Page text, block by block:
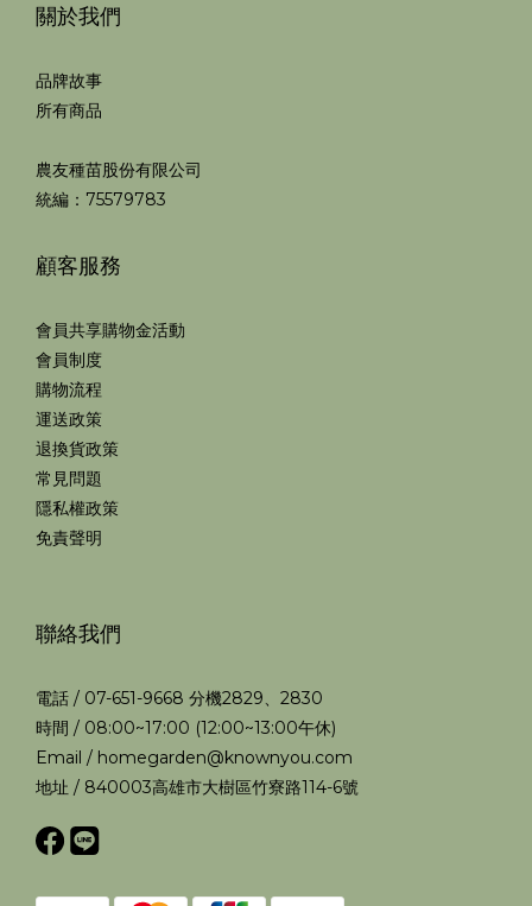
關於我們
品牌故事
所有商品
農友種苗股份有限公司
統編：75579783
顧客服務
會員共享購物金活動
會員制度
購物流程
運送政策
退換貨政策
常見問題
隱私權政策
免責聲明
聯絡我們
電話 / 07-651-9668 分機2829、2830
時間 / 08:00~17:00 (12:00~13:00午休)
Email / homegarden@knownyou.com
地址 / 840003高雄市大樹區竹寮路114-6號